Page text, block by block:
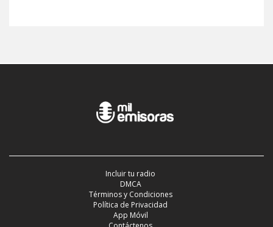
Incluir tu radio
DMCA
Términos y Condiciones
Política de Privacidad
App Móvil